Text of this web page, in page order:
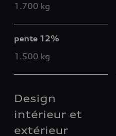
1.700 kg
pente 12%
1.500 kg
Design
intérieur et
extérieur